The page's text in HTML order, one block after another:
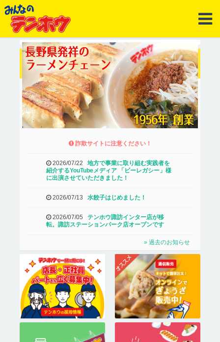
詐欺サイトに注意ください！
2026/07/22
地方で事業に取り組む実践者を
紹介するYouTubeメディア 「ビーレガシー」様
に出演させていただきました！
2026/07/13 水餃子はじめました！
2026/07/05
テンホウ諏訪インター店が移
転。諏訪ステーションパーク店オープンです
» 過去のお知らせ